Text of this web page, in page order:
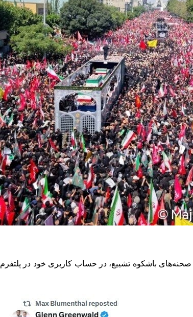
صحنه‌های باشکوه تشییع، در حساب کاربری خود در پلتفرم